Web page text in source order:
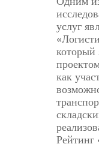
услуг
который
как
Рейтинг